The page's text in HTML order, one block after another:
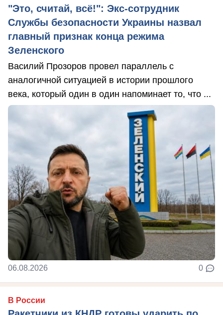
"Это, считай, всё!": Экс-сотрудник
Службы безопасности Украины назвал
главный признак конца режима
Зеленского
Василий Прозоров провел параллель с
аналогичной ситуацией в истории прошлого
века, который один в один напоминает то, что ...
06.08.2026 0
В России